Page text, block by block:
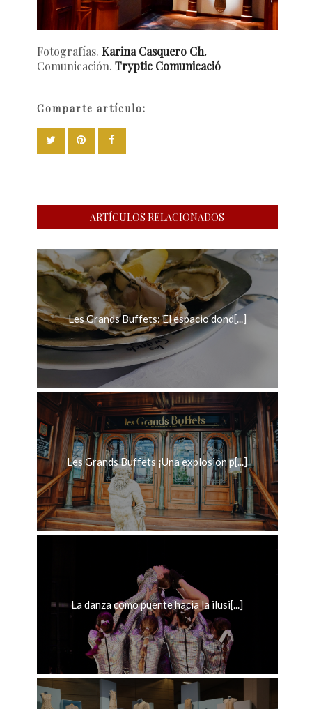
Fotografías. Karina Casquero Ch.
Comunicación. Tryptic Comunicació
Comparte artículo:
ARTÍCULOS RELACIONADOS
Les Grands Buffets: El espacio dond[...]
Les Grands Buffets ¡Una explosión p[...]
La danza como puente hacia la ilusi[...]